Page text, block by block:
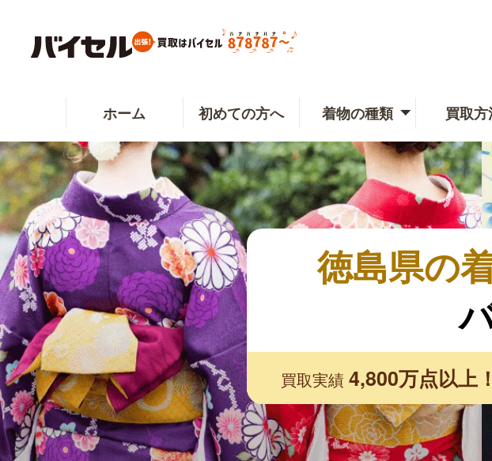
ホーム 初めての方へ 着物の種類 買取方
徳島県の
買取実績 4,800万点以上！